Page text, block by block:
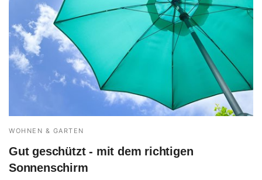
WOHNEN & GARTEN
Gut geschützt - mit dem richtigen
Sonnenschirm